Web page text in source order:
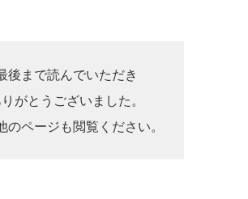
後まで読んでいただき
がとうございました。
のページも閲覧ください。